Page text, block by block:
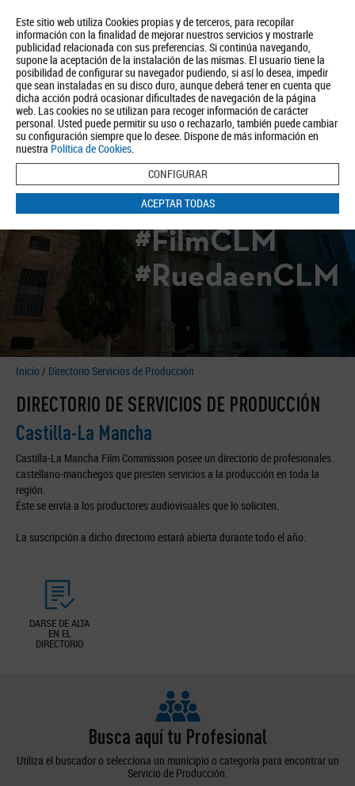
Este sitio web utiliza Cookies propias y de terceros, para recopilar
información con la finalidad de mejorar nuestros servicios y mostrarle
publicidad relacionada con sus preferencias. Si continúa navegando,
supone la aceptación de la instalación de las mismas. El usuario tiene la
posibilidad de configurar su navegador pudiendo, si así lo desea, impedir
que sean instaladas en su disco duro, aunque deberá tener en cuenta que
dicha acción podrá ocasionar dificultades de navegación de la página
web. Las cookies no se utilizan para recoger información de carácter
personal. Usted puede permitir su uso o rechazarlo, también puede cambiar
su configuración siempre que lo desee. Dispone de más información en
nuestra Política de Cookies.
CONFIGURAR
ACEPTAR TODAS
Quiénes somos Turismo Política de Privacidad Aviso Legal
Política de Cookies
BUSCAR
#FilmCLM
#RuedaenCLM
Inicio / Directorio Servicios de Producción
DIRECTORIO DE SERVICIOS DE PRODUCCIÓN
Castilla-La Mancha
Castilla-La Mancha Film Commission posee un directorio de profesionales
castellano-manchegos que presten servicios a la producción en toda la
región.
Éste se envía a los productores audiovisuales que lo soliciten.
La suscripción a dicho directorio estará abierta durante todo el año.
DARSE DE ALTA
EN EL
DIRECTORIO
Busca aquí tu Profesional
Utiliza el buscador o selecciona un municipio o categoría para encontrar un
Servicio de Producción.